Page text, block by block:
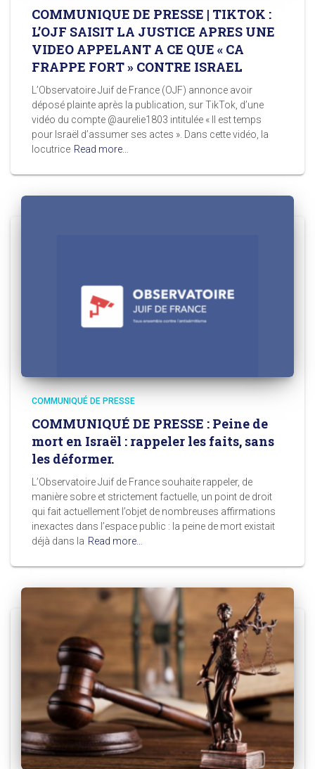
COMMUNIQUE DE PRESSE | TIKTOK :
L’OJF SAISIT LA JUSTICE APRES UNE
VIDEO APPELANT A CE QUE « CA
FRAPPE FORT » CONTRE ISRAEL
L’Observatoire Juif de France (OJF) annonce avoir
déposé plainte après la publication, sur TikTok, d’une
vidéo du compte @aurelie1803 intitulée « Il est temps
pour Israël d’assumer ses actes ». Dans cette vidéo, la
locutrice Read more…
COMMUNIQUÉ DE PRESSE
COMMUNIQUÉ DE PRESSE : Peine de
mort en Israël : rappeler les faits, sans
les déformer.
L’Observatoire Juif de France souhaite rappeler, de
manière sobre et strictement factuelle, un point de droit
qui fait actuellement l’objet de nombreuses affirmations
inexactes dans l’espace public : la peine de mort existait
déjà dans la Read more…